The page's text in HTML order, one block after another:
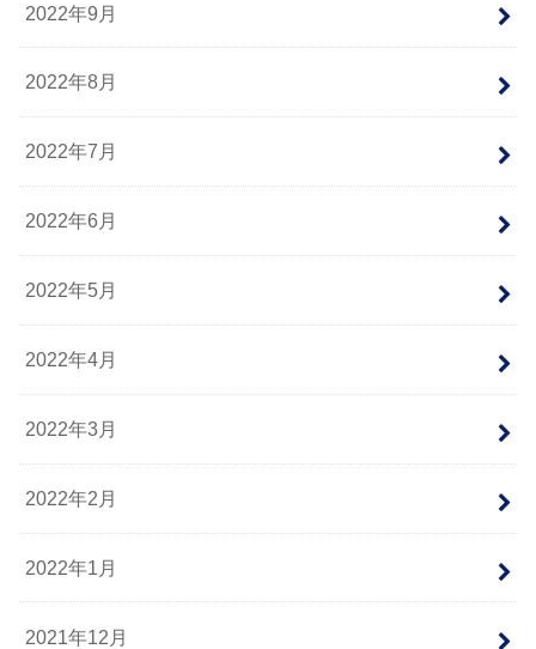
2022年9月
2022年8月
2022年7月
2022年6月
2022年5月
2022年4月
2022年3月
2022年2月
2022年1月
2021年12月